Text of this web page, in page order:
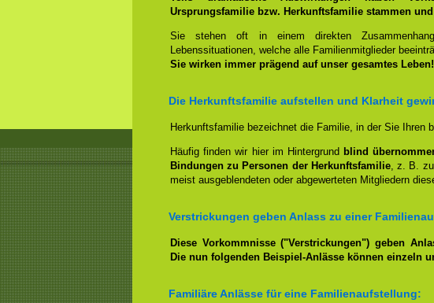
Ursprungsfamilie bzw. Herkunftsfamilie stammen
Sie stehen oft in einem direkten
Lebenssituationen, welche alle Familienmitglieder
Sie wirken immer prägend auf unser gesamtes Leben!
Die Herkunftsfamilie aufstellen und Klarheit
Herkunftsfamilie bezeichnet die Familie, in der Sie Ihren
Häufig finden wir hier im Hintergrund blind
Bindungen zu Personen der Herkunftsfamilie, z. B. zu
meist ausgeblendeten oder abgewerteten Mitgliedern
Verstrickungen geben Anlass zu einer
Diese Vorkommnisse ("Verstrickungen") geben
Die nun folgenden Beispiel-Anlässe können einzeln
Familiäre Anlässe für eine Familienaufstellung: